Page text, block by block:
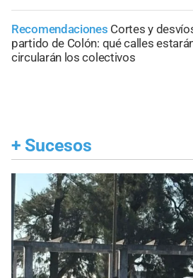
Recomendaciones Cortes y
partido de Colón: qué calles
circularán los colectivos
+ Sucesos